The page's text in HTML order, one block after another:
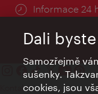
Informace 24
Kontakty
Dali
Samozřejmě
sušenky.
cookies, jsou